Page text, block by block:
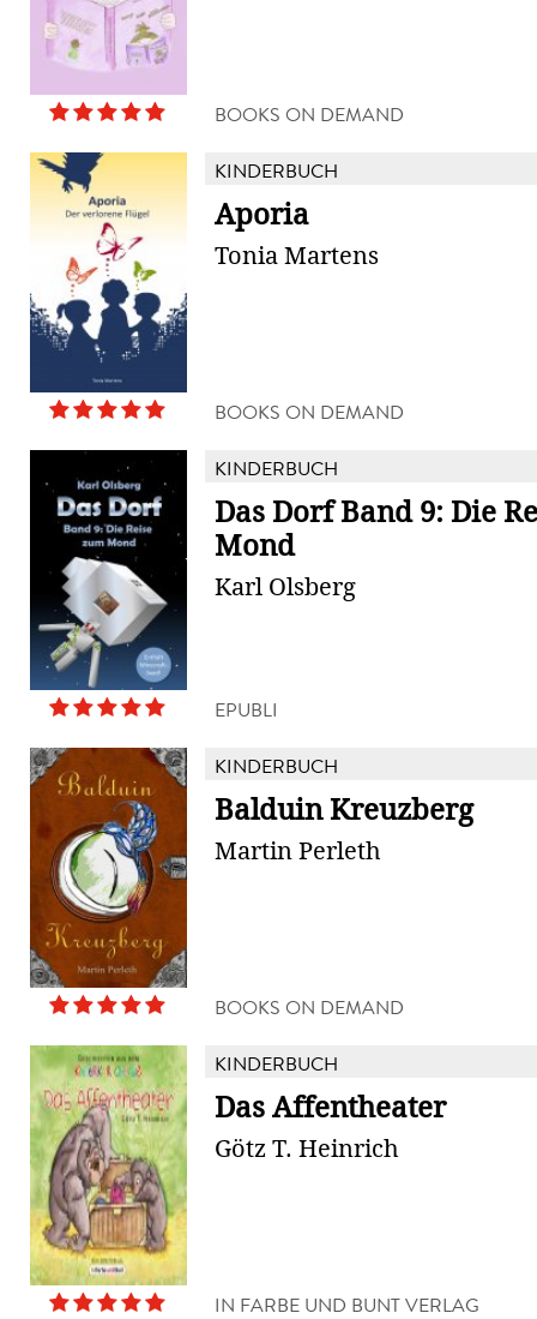
BOOKS ON DEMAND
KINDERBUCH
Aporia
Tonia Martens
BOOKS ON DEMAND
KINDERBUCH
Das Dorf Band 9: Die
Mond
Karl Olsberg
EPUBLI
KINDERBUCH
Balduin Kreuzberg
Martin Perleth
BOOKS ON DEMAND
KINDERBUCH
Das Affentheater
Götz T. Heinrich
IN FARBE UND BUNT VERLAG